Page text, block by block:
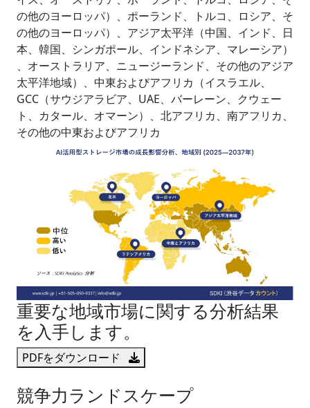
の他のヨーロッパ）、ポーランド、トルコ、ロシア、そ
の他のヨーロッパ）、アジア太平洋（中国、インド、日
本、韓国、シンガポール、インドネシア、マレーシア）
、オーストラリア、ニュージーランド、その他のアジア
太平洋地域）、中東およびアフリカ（イスラエル、
GCC（サウジアラビア、UAE、バーレーン、クウェー
ト、カタール、オマーン）、北アフリカ、南アフリカ、
その他の中東およびアフリカ
重要な地域市場に関する分析結果
を入手します。
PDFをダウンロード
競争力ランドスケープ